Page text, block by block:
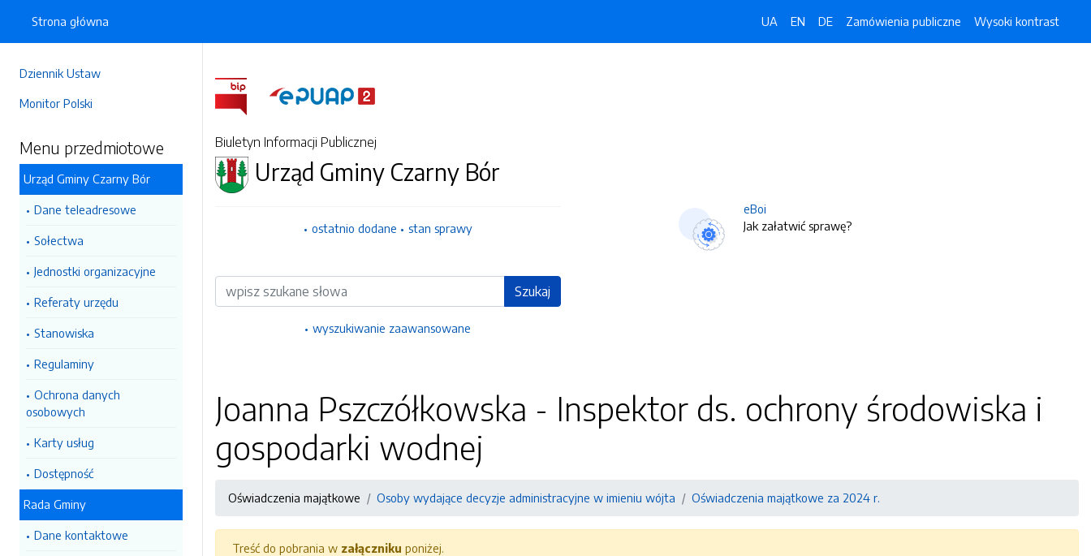
Dziennik Ustaw
Monitor Polski
Menu przedmiotowe
Urząd Gminy Czarny Bór
Dane teleadresowe
Sołectwa
Jednostki organizacyjne
Referaty urzędu
Stanowiska
Regulaminy
Ochrona danych
osobowych
Karty usług
Dostępność
Rada Gminy
Dane kontaktowe
Strona główna UA EN DE Zamówienia publiczne Wysoki kontrast
Biuletyn Informacji Publicznej
Urząd Gminy Czarny Bór
ostatnio dodane stan sprawy
Wyszukiwarka Szukaj
wyszukiwanie zaawansowane
eBoi
Jak załatwić sprawę?
Joanna Pszczółkowska - Inspektor ds. ochrony środowiska i
gospodarki wodnej
Oświadczenia majątkowe Osoby wydające decyzje administracyjne w imieniu wójta Oświadczenia majątkowe za 2024 r.
Treść do pobrania w załączniku poniżej.